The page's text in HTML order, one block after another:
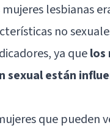
lesbianas
no
ya quelos
sexual están
que pueden